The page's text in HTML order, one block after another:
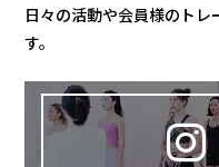
日々の活動や会員様のト
す。